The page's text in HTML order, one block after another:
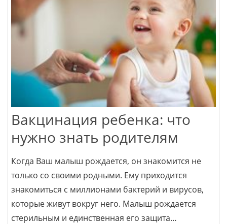
Вакцинация ребенка: что
нужно знать родителям
Когда Ваш малыш рождается, он знакомится не
только со своими родными. Ему приходится
знакомиться с миллионами бактерий и вирусов,
которые живут вокруг него. Малыш рождается
стерильным и единственная его защита…